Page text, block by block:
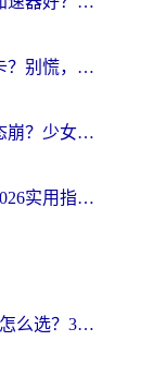
在非洲玩魔兽世界怀旧服总卡？别慌，这份指南帮你丝滑开荒
海外党必看：玩国服卡到心态崩？少女前线云图计划加速器免费推荐+碧蓝航线足球世界流畅攻略
海外打LOL用哪个加速器？2026实用指南：从延迟到设备适配，一篇解决你的国服游戏痛点
海外党必看：加速器免费vpn怎么选？3步教你无缝访问国内资源